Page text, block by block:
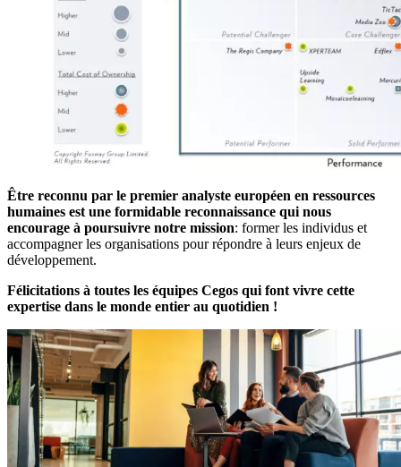
Être reconnu par le premier analyste européen en ressources
humaines est une formidable reconnaissance qui nous
encourage à poursuivre notre mission: former les individus et
accompagner les organisations pour répondre à leurs enjeux de
développement.
Félicitations à toutes les équipes Cegos qui font vivre cette
expertise dans le monde entier au quotidien !